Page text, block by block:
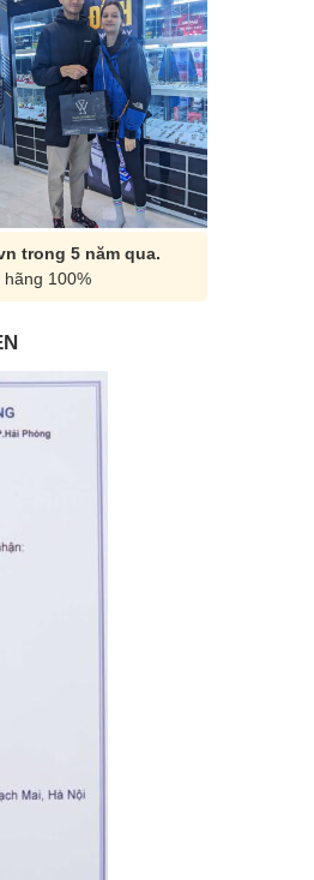
trong 5 năm qua.
100%